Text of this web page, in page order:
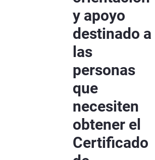
y apoyo
destinado a
las
personas
que
necesiten
obtener el
Certificado